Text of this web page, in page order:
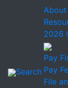
Search
About
2026
Pay
Pay
File